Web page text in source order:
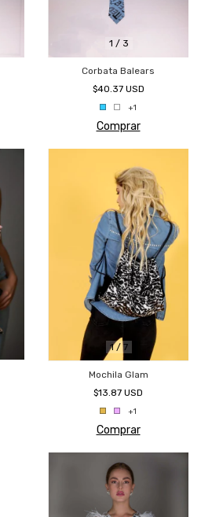
1 / 3
Corbata Balears
$40.37 USD
+1
Comprar
1/7
Mochila Glam
$13.87 USD
+1
Comprar